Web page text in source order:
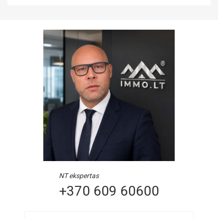
NT ekspertas
+370 609 60600